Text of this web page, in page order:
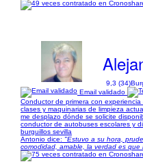
9,3 (34)
Email validado
Conductor de primera con
clases y maquinarias de limpieza
me desplazo dónde se solicite
conductor de autobuses escolares y
burguillos sevilla
Antonio dice: "Estuvo a su hora,
comodidad, amable, la verdad es que